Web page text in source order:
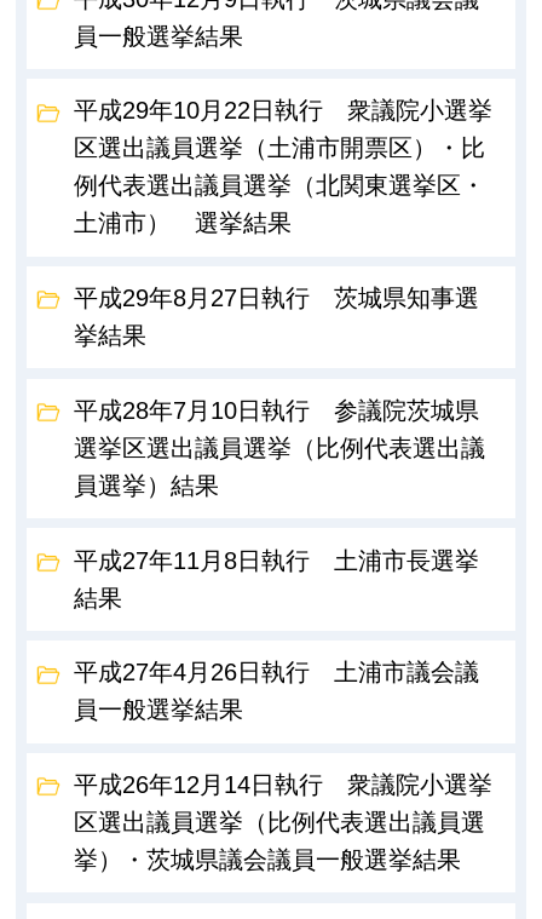
員一般選挙結果
平成29年10月22日執行 衆議院小選挙
区選出議員選挙（土浦市開票区）・比
例代表選出議員選挙（北関東選挙区・
土浦市） 選挙結果
平成29年8月27日執行 茨城県知事選
挙結果
平成28年7月10日執行 参議院茨城県
選挙区選出議員選挙（比例代表選出議
員選挙）結果
平成27年11月8日執行 土浦市長選挙
結果
平成27年4月26日執行 土浦市議会議
員一般選挙結果
平成26年12月14日執行 衆議院小選挙
区選出議員選挙（比例代表選出議員選
挙）・茨城県議会議員一般選挙結果